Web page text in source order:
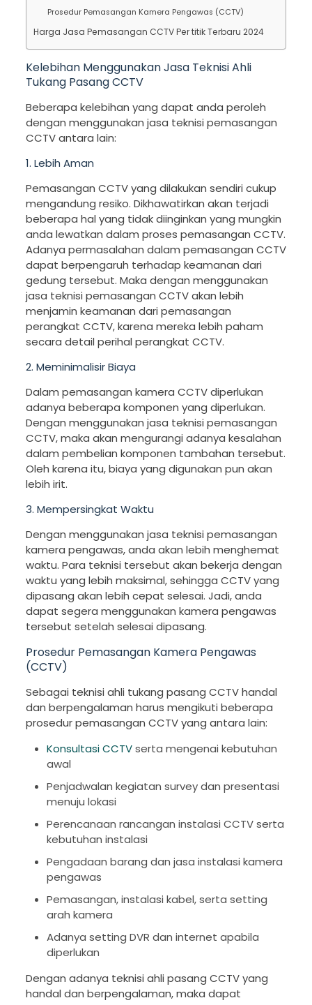
Prosedur Pemasangan Kamera Pengawas (CCTV)
Harga Jasa Pemasangan CCTV Per titik Terbaru 2024
Kelebihan Menggunakan Jasa Teknisi Ahli
Tukang Pasang CCTV
Beberapa kelebihan yang dapat anda peroleh
dengan menggunakan jasa teknisi pemasangan
CCTV antara lain:
1. Lebih Aman
Pemasangan CCTV yang dilakukan sendiri cukup
mengandung resiko. Dikhawatirkan akan terjadi
beberapa hal yang tidak diinginkan yang mungkin
anda lewatkan dalam proses pemasangan CCTV.
Adanya permasalahan dalam pemasangan CCTV
dapat berpengaruh terhadap keamanan dari
gedung tersebut. Maka dengan menggunakan
jasa teknisi pemasangan CCTV akan lebih
menjamin keamanan dari pemasangan
perangkat CCTV, karena mereka lebih paham
secara detail perihal perangkat CCTV.
2. Meminimalisir Biaya
Dalam pemasangan kamera CCTV diperlukan
adanya beberapa komponen yang diperlukan.
Dengan menggunakan jasa teknisi pemasangan
CCTV, maka akan mengurangi adanya kesalahan
dalam pembelian komponen tambahan tersebut.
Oleh karena itu, biaya yang digunakan pun akan
lebih irit.
3. Mempersingkat Waktu
Dengan menggunakan jasa teknisi pemasangan
kamera pengawas, anda akan lebih menghemat
waktu. Para teknisi tersebut akan bekerja dengan
waktu yang lebih maksimal, sehingga CCTV yang
dipasang akan lebih cepat selesai. Jadi, anda
dapat segera menggunakan kamera pengawas
tersebut setelah selesai dipasang.
Prosedur Pemasangan Kamera Pengawas
(CCTV)
Sebagai teknisi ahli tukang pasang CCTV handal
dan berpengalaman harus mengikuti beberapa
prosedur pemasangan CCTV yang antara lain:
Konsultasi CCTVserta mengenai kebutuhan
awal
Penjadwalan kegiatan survey dan presentasi
menuju lokasi
Perencanaan rancangan instalasi CCTV serta
kebutuhan instalasi
Pengadaan barang dan jasa instalasi kamera
pengawas
Pemasangan, instalasi kabel, serta setting
arah kamera
Adanya setting DVR dan internet apabila
diperlukan
Dengan adanya teknisi ahli pasang CCTV yang
handal dan berpengalaman, maka dapat